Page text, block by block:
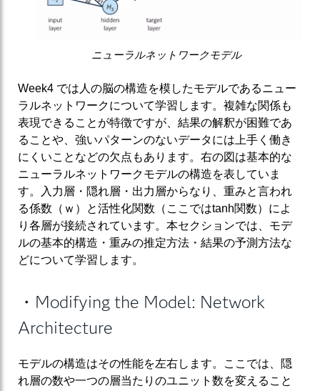
ニューラルネットワークモデル
Week4 では人の脳の構造を模したモデルであるニュー
ラルネットワークについて学習します。複雑な関係も
表現できることが特徴ですが、結果の解釈が困難であ
ることや、強いパターンのないデータには上手く働き
にくいことなどの欠点もあります。右の図は基本的な
ニューラルネットワークモデルの構造を表していま
す。入力層・隠れ層・出力層からなり、重みと言われ
る係数（ｗ）と活性化関数（ここではtanh関数）によ
り各層が接続されています。本セクションでは、モデ
ルの基本的構造・重みの推定方法・結果の予測方法な
どについて学習します。
・Modifying the Model: Network
Architecture
モデルの構造はその性能を左右します。ここでは、隠
れ層の数や一つの層当たりのユニット数を変えること